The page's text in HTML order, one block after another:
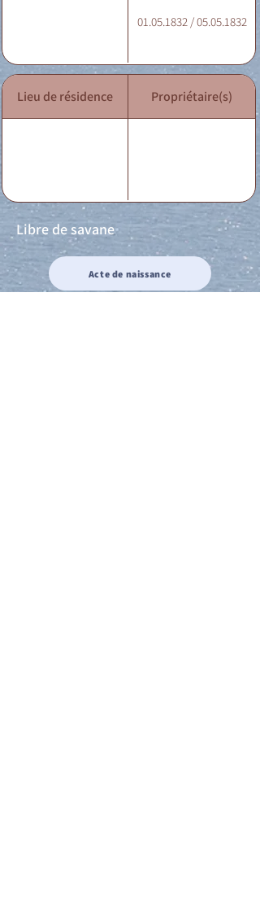
01.05.1832 / 05.05.1832
Lieu de résidence Propriétaire(s)
Libre de savane
Acte de naissance